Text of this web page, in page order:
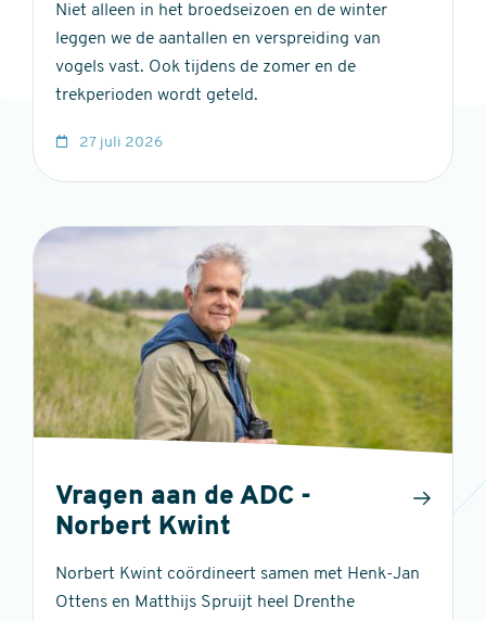
Niet alleen in het broedseizoen en de winter
leggen we de aantallen en verspreiding van
vogels vast. Ook tijdens de zomer en de
trekperioden wordt geteld.
27 juli 2026
Vragen aan de ADC -
Norbert Kwint
Norbert Kwint coördineert samen met Henk-Jan
Ottens en Matthijs Spruijt heel Drenthe